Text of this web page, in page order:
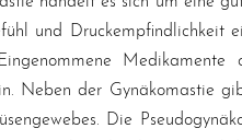
und Druckempfindlichkeit
Neben der Gynäkomastie
Die